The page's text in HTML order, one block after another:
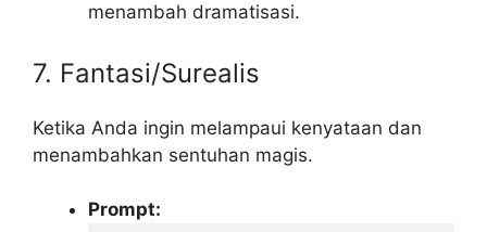
menambah dramatisasi.
7. Fantasi/Surealis
Ketika Anda ingin melampaui kenyataan dan
menambahkan sentuhan magis.
Prompt: